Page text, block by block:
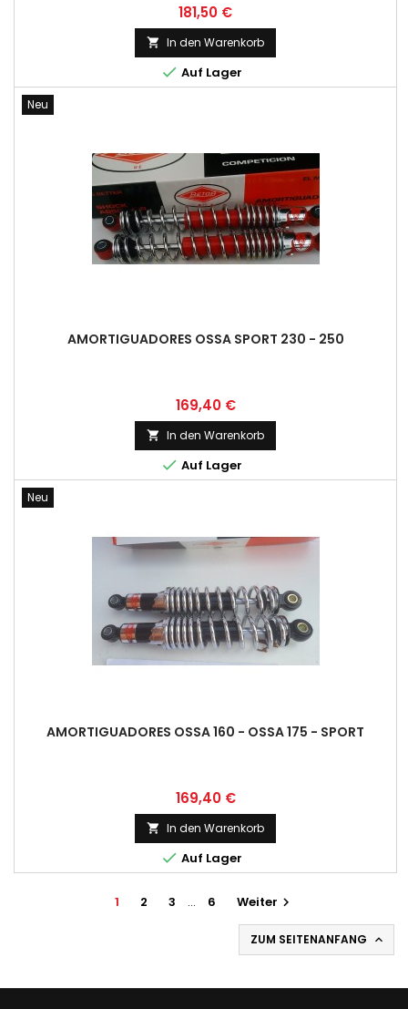
Preis
181,50 €
 In den Warenkorb
 Auf Lager
Neu
AMORTIGUADORES OSSA SPORT 230 - 250
Preis
169,40 €
 In den Warenkorb
 Auf Lager
Neu
AMORTIGUADORES OSSA 160 - OSSA 175 - SPORT
Preis
169,40 €
 In den Warenkorb
 Auf Lager
1 2 3 … 6 Weiter 
ZUM SEITENANFANG 